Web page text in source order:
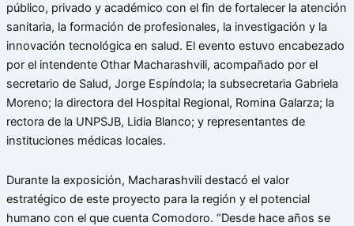
público, privado y académico con el fin de fortalecer la atención
sanitaria, la formación de profesionales, la investigación y la
innovación tecnológica en salud. El evento estuvo encabezado
por el intendente Othar Macharashvili, acompañado por el
secretario de Salud, Jorge Espíndola; la subsecretaria Gabriela
Moreno; la directora del Hospital Regional, Romina Galarza; la
rectora de la UNPSJB, Lidia Blanco; y representantes de
instituciones médicas locales.
Durante la exposición, Macharashvili destacó el valor
estratégico de este proyecto para la región y el potencial
humano con el que cuenta Comodoro. “Desde hace años se